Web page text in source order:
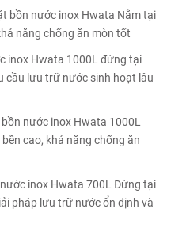
bồn nước inox Hwata Nằm tại
năng chống ăn mòn tốt
inox Hwata 1000L đứng tại
cầu lưu trữ nước sinh hoạt lâu
nước inox Hwata 1000L
cao, khả năng chống ăn
inox Hwata 700L Đứng tại
pháp lưu trữ nước ổn định và